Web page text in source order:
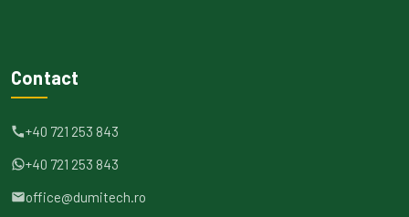
Contact
+40 721 253 843
+40 721 253 843
office@dumitech.ro